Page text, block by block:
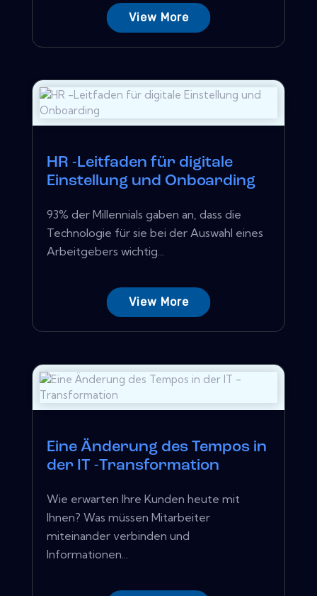
View More
HR -Leitfaden für digitale
Einstellung und Onboarding
93% der Millennials gaben an, dass die
Technologie für sie bei der Auswahl eines
Arbeitgebers wichtig...
View More
Eine Änderung des Tempos in
der IT -Transformation
Wie erwarten Ihre Kunden heute mit
Ihnen? Was müssen Mitarbeiter
miteinander verbinden und
Informationen...